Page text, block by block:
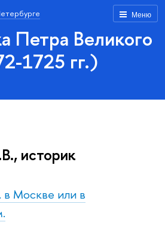
Меню
Петра Великого
1725 гг.)
историк
в Москве или в